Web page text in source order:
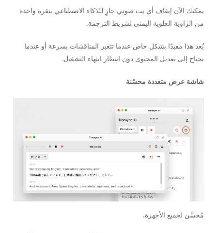
يمكنك الآن إيقاف أي بث صوتي جارٍ للذكاء الاصطناعي بنقرة واحدة
من الزاوية العلوية اليمنى لشريط الترجمة.
يُعد هذا مفيدًا بشكل خاص عندما تتغير المناقشات بسرعة أو عندما
تحتاج إلى تعديل المحتوى دون انتظار انتهاء التشغيل.
شاشة عرض متعددة محسّنة
مُحسَّن لجميع الأجهزة.